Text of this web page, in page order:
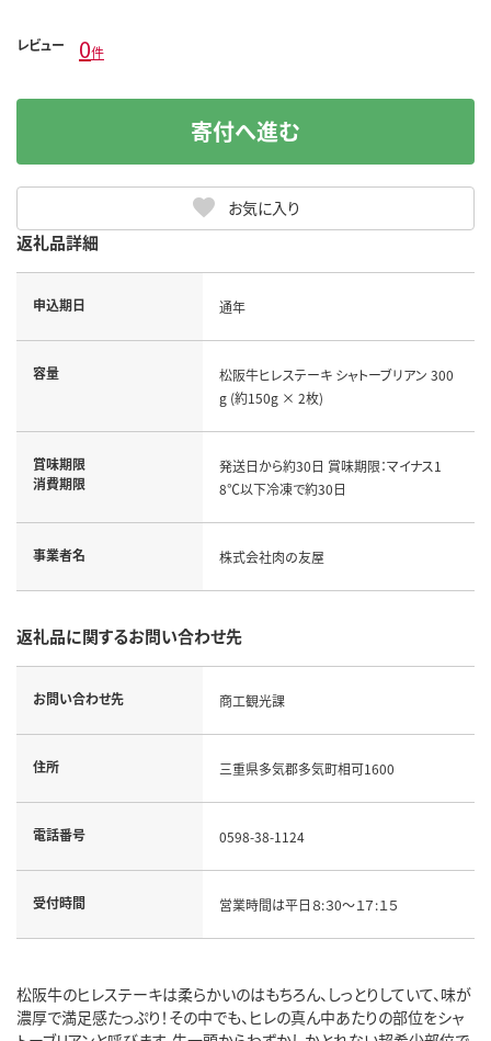
レビュー 0件
お気に入り
寄付へ進む
返礼品詳細
申込期日 通年
容量
松阪牛ヒレステーキ シャトーブリアン 300
g (約150g × 2枚)
賞味期限
消費期限
発送日から約30日 賞味期限：マイナス1
8℃以下冷凍で約30日
事業者名 株式会社肉の友屋
返礼品に関するお問い合わせ先
お問い合わせ先 商工観光課
住所 三重県多気郡多気町相可1600
電話番号 0598-38-1124
受付時間 営業時間は平日８:３0～１７:１５
松阪牛のヒレステーキは柔らかいのはもちろん、しっとりしていて、味が
濃厚で満足感たっぷり！その中でも、ヒレの真ん中あたりの部位をシャ